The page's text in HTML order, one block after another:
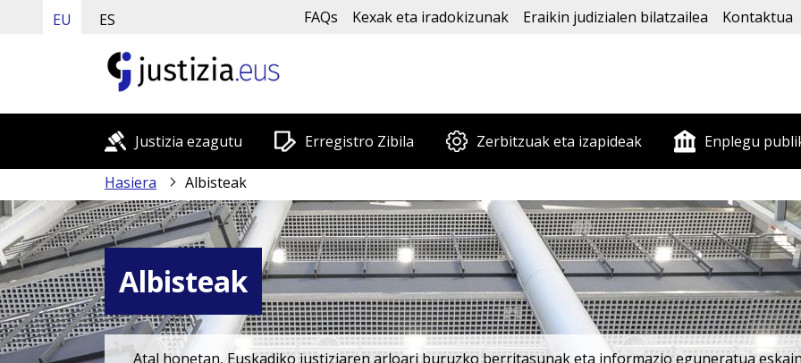
EU ES FAQs Kexak eta iradokizunak Eraikin judizialen bilatzailea Kontaktua
Justizia ezagutu Erregistro Zibila Zerbitzuak eta izapideak Enplegu
Hasiera Albisteak
Albisteak
Atal honetan, Euskadiko justiziaren arloari buruzko berritasunak eta informazio eguneratua